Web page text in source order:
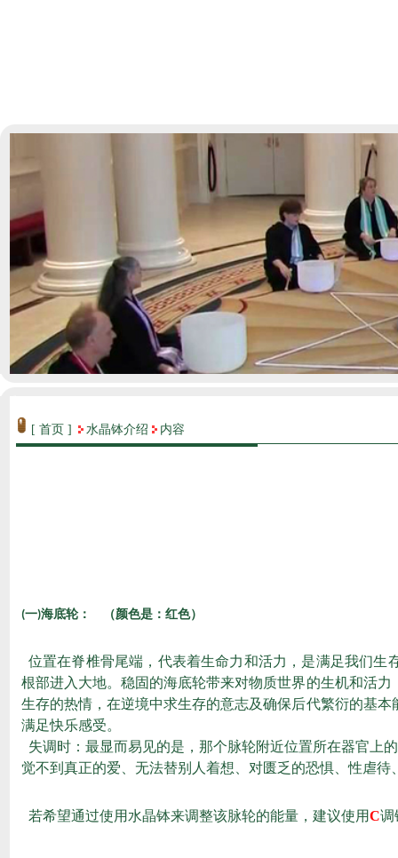
[ 首页 ] 水晶钵介绍 内容
(一)海底轮： （颜色是：红色）
位置在脊椎骨尾端，代表着生命力和活力，是满足我们
根部进入大地。稳固的海底轮带来对物质世界的生机和活
生存的热情，在逆境中求生存的意志及确保后代繁衍的基
满足快乐感受。
失调时：最显而易见的是，那个脉轮附近位置所在器官上
觉不到真正的爱、无法替别人着想、对匮乏的恐惧、性虐
若希望通过使用水晶钵来调整该脉轮的能量，建议使用C调